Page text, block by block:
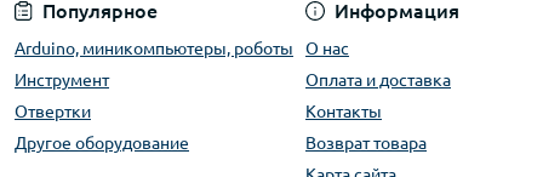
Популярное
Arduino, миникомпьютеры, роботы
Инструмент
Отвертки
Другое оборудование
Информация
О нас
Оплата и доставка
Контакты
Возврат товара